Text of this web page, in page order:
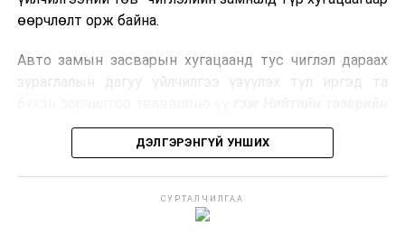
боловсруулах үйлдвэрүүдээр дулаан, цахилгаан
Ийнхүү лаг хатаах, шатаах технологийг лагийн
улсад өргөн ашиглаж байна.
өөрчлөлт орж байна.
Авто замын засварын хугацаанд тус чиглэл дараах
зураглалын дагуу үйлчилгээ үзүүлэх тул иргэд та
бодлогын газраас мэдээллээ.
ДЭЛГЭРЭНГҮЙ УНШИХ
СУРТАЛЧИЛГАА